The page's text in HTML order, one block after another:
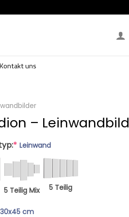
Kontakt uns
– Leinwandbild
* Leinwand
5 Teilig Mix 5 Teilig
30x45 cm